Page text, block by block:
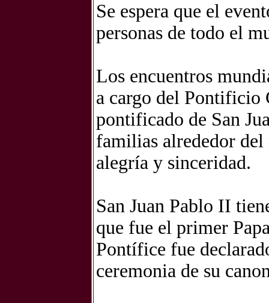
Se espera que el
personas de todo el
Los encuentros
a cargo del Pontificio
pontificado de San
familias alrededor
alegría y sinceridad.
San Juan Pablo II
que fue el primer
Pontífice fue
ceremonia de su